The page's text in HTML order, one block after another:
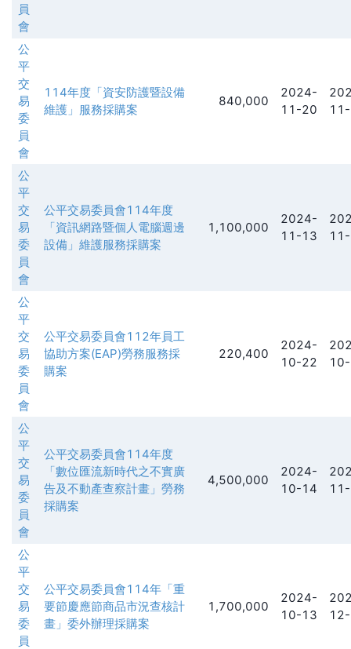
員
會
公
平
交
易
委
員
會
114年度「資安防護暨設備
維護」服務採購案
840,000
2024-
11-20
公
平
交
易
委
員
會
公平交易委員會114年度
「資訊網路暨個人電腦週邊
設備」維護服務採購案
1,100,000
2024-
11-13
公
平
交
易
委
員
會
公平交易委員會112年員工
協助方案(EAP)勞務服務採
購案
220,400
2024-
10-22
公
平
交
易
委
員
會
公平交易委員會114年度
「數位匯流新時代之不實廣
告及不動產查察計畫」勞務
採購案
4,500,000
2024-
10-14
公
平
交
易
委
員
公平交易委員會114年「重
要節慶應節商品市況查核計
畫」委外辦理採購案
1,700,000
2024-
10-13